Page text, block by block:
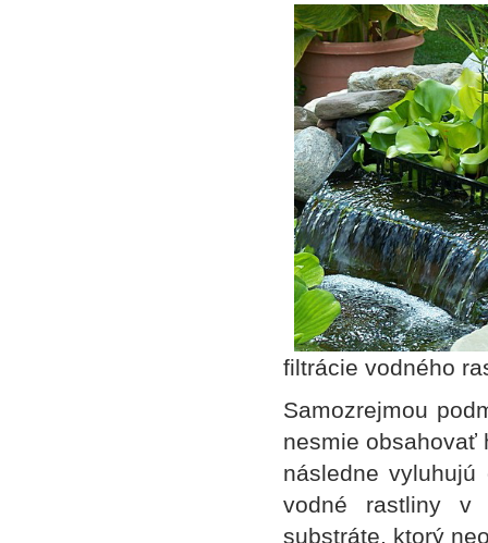
filtrácie vodného
Samozrejmou
nesmie obsahovať
následne
vodné rastliny v
substráte, ktorý